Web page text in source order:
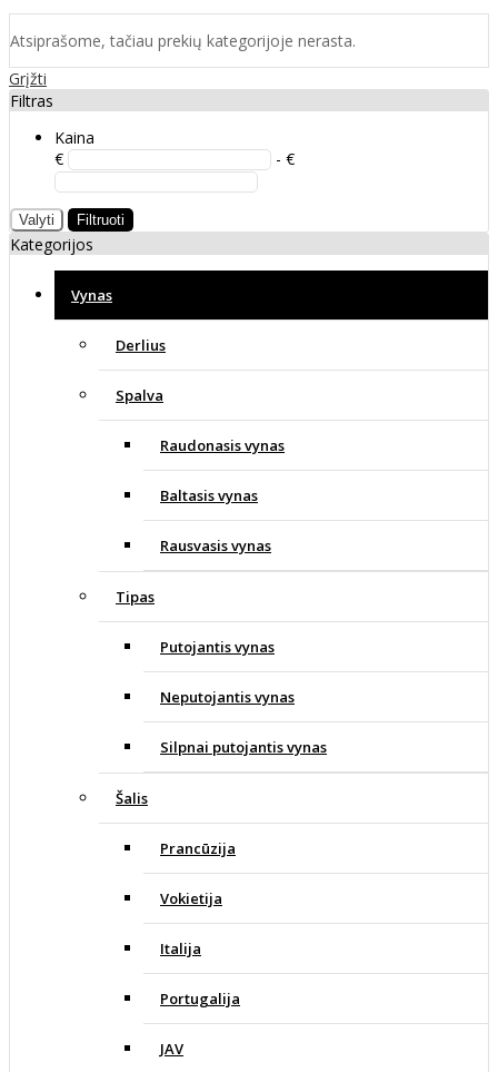
Atsiprašome, tačiau prekių kategorijoje nerasta.
Grįžti
Filtras
Kaina
€
- €
Valyti Filtruoti
Kategorijos
Vynas
Derlius
Spalva
Raudonasis vynas
Baltasis vynas
Rausvasis vynas
Tipas
Putojantis vynas
Neputojantis vynas
Silpnai putojantis vynas
Šalis
Prancūzija
Vokietija
Italija
Portugalija
JAV